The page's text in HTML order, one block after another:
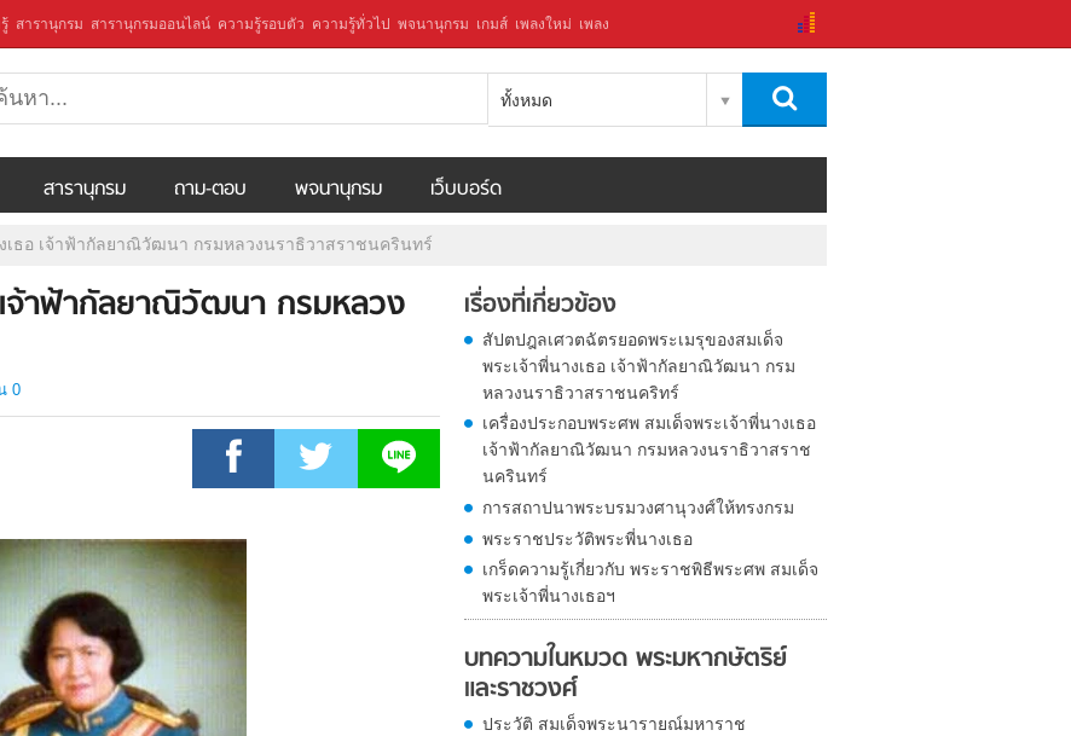
สารานุกรม สารานุกรมออนไลน์ ความรู้รอบตัว ความรู้ทั่วไป พจนานุกรม เกมส์ เพลงใหม่ เพลง
ทั้งหมด
สารานุกรม ถาม-ตอบ พจนานุกรม เว็บบอร์ด
เธอ เจ้าฟ้ากัลยาณิวัฒนา กรมหลวงนราธิวาสราชนครินทร์
เจ้าฟ้ากัลยาณิวัฒนา กรมหลวง
0
เรื่องที่เกี่ยวข้อง
สัปตปฎลเศวตฉัตรยอดพระเมรุของสมเด็จ
พระเจ้าพี่นางเธอ เจ้าฟ้ากัลยาณิวัฒนา กรม
หลวงนราธิวาสราชนคริทร์
เครื่องประกอบพระศพ สมเด็จพระเจ้าพี่นางเธอ
เจ้าฟ้ากัลยาณิวัฒนา กรมหลวงนราธิวาสราช
นครินทร์
การสถาปนาพระบรมวงศานุวงศ์ให้ทรงกรม
พระราชประวัติพระพี่นางเธอ
เกร็ดความรู้เกี่ยวกับ พระราชพิธีพระศพ สมเด็จ
พระเจ้าพี่นางเธอฯ
บทความในหมวด พระมหากษัตริย์
และราชวงศ์
ประวัติ สมเด็จพระนารายณ์มหาราช